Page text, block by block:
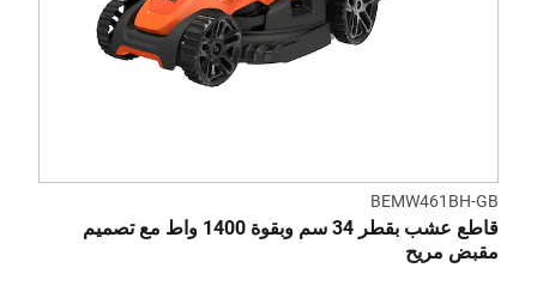
BEMW461BH-GB
قاطع عشب بقطر 34 سم وبقوة 1400 واط مع تصميم
مقبض مريح